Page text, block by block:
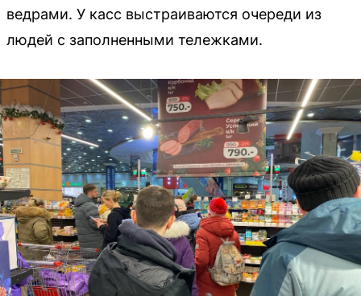
ведрами. У касс выстраиваются очереди из
людей с заполненными тележками.